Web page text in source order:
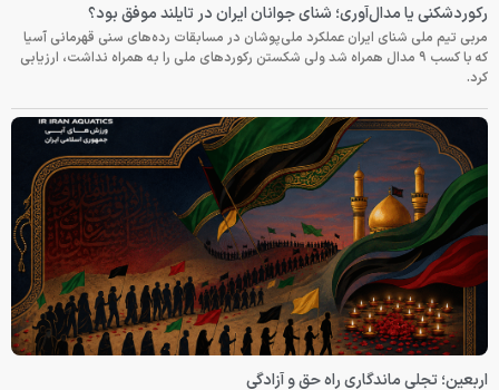
رکوردشکنی یا مدال‌آوری؛ شنای جوانان ایران در تایلند موفق بود؟
مربی تیم ملی شنای ایران عملکرد ملی‌پوشان در مسابقات رده‌های سنی قهرمانی آسیا
که با کسب ۹ مدال همراه شد ولی شکستن رکوردهای ملی را به همراه نداشت، ارزیابی
کرد.
اربعین؛ تجلی ماندگاری راه حق و آزادگی